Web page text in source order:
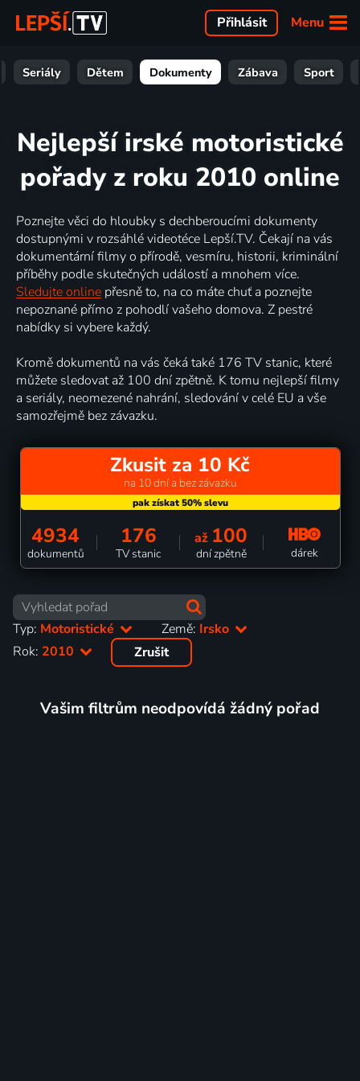
Menu
Přihlásit
Seriály Dětem Dokumenty Zábava Sport
Nejlepší irské motoristické
pořady z roku 2010 online
Poznejte věci do hloubky s dechberoucími dokumenty
dostupnými v rozsáhlé videotéce Lepší.TV. Čekají na vás
dokumentární filmy o přírodě, vesmíru, historii, kriminální
příběhy podle skutečných událostí a mnohem více.
Sledujte online přesně to, na co máte chuť a poznejte
nepoznané přímo z pohodlí vašeho domova. Z pestré
nabídky si vybere každý.
Kromě dokumentů na vás čeká také 176 TV stanic, které
můžete sledovat až 100 dní zpětně. K tomu nejlepší filmy
a seriály, neomezené nahrání, sledování v celé EU a vše
samozřejmě bez závazku.
Zkusit za 10 Kč
na 10 dní a bez závazku
4934
dokumentů
176
TV stanic
až 100
dní zpětně dárek
Typ: Motoristické Země: Irsko
Rok: 2010 Zrušit
Vašim filtrům neodpovídá žádný pořad